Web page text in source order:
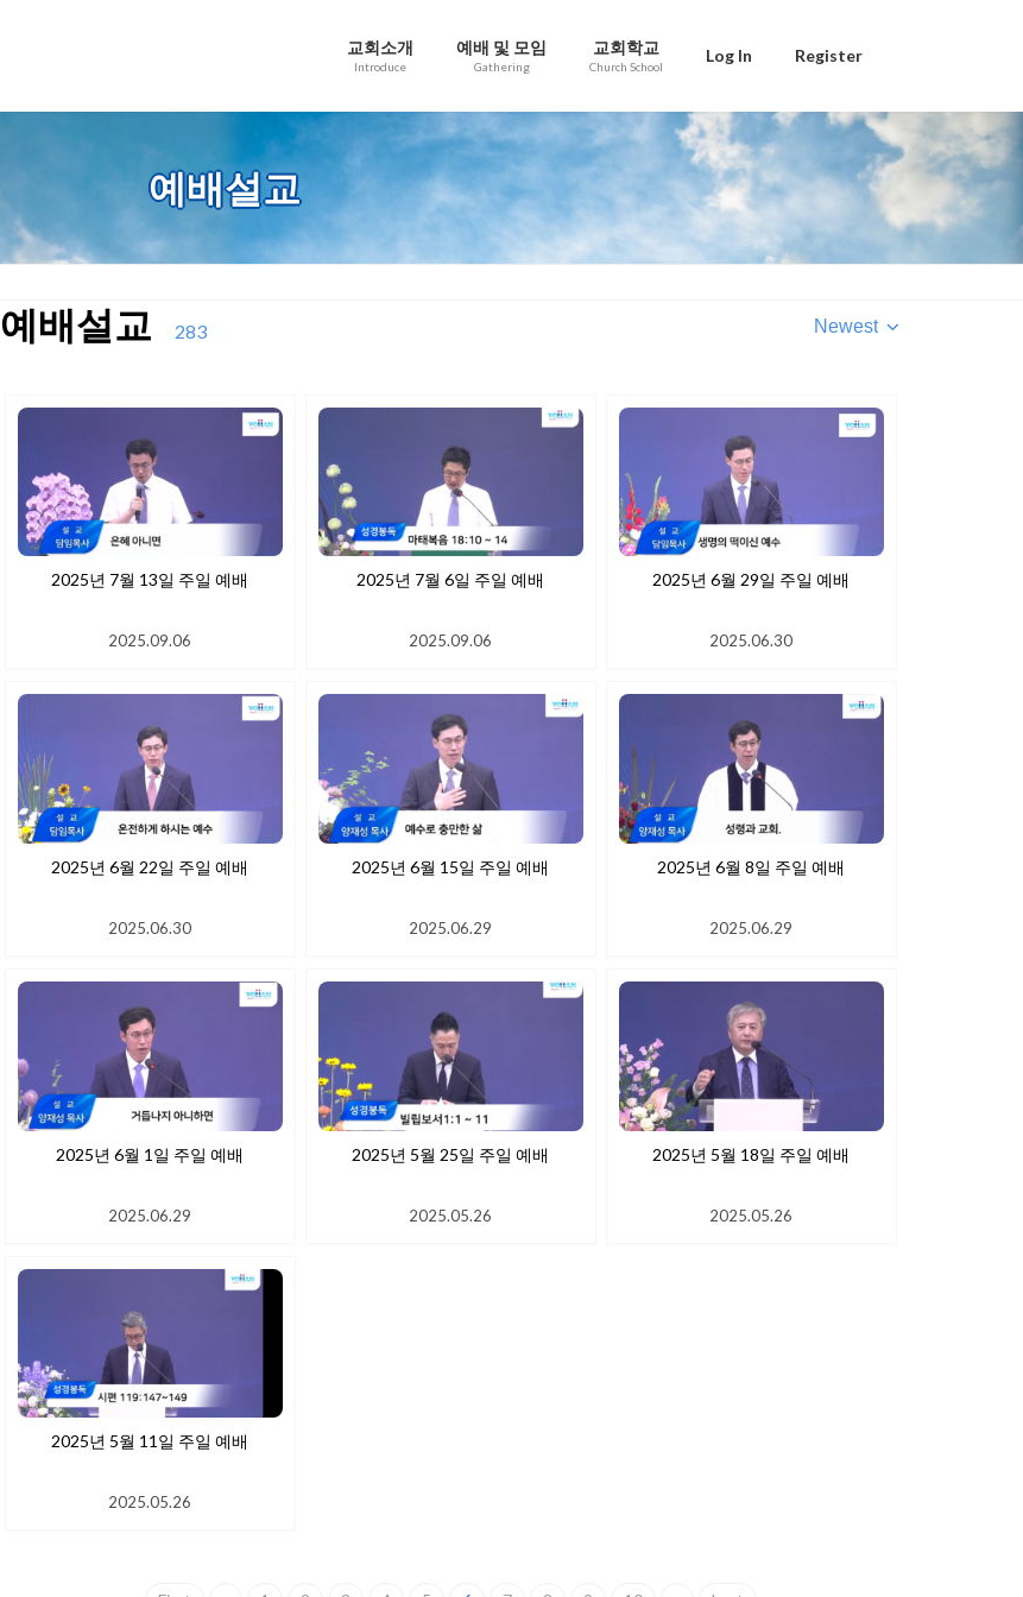
교회소개
Introduce
예배 및 모임
Gathering
교회학교
Church School
Log In Register
예배설교
예배설교 283 Newest
2025년 7월 13일 주일 예배
2025.09.06
2025년 7월 6일 주일 예배
2025.09.06
2025년 6월 29일 주일 예배
2025.06.30
2025년 6월 22일 주일 예배
2025.06.30
2025년 6월 15일 주일 예배
2025.06.29
2025년 6월 8일 주일 예배
2025.06.29
2025년 6월 1일 주일 예배
2025.06.29
2025년 5월 25일 주일 예배
2025.05.26
2025년 5월 18일 주일 예배
2025.05.26
2025년 5월 11일 주일 예배
2025.05.26